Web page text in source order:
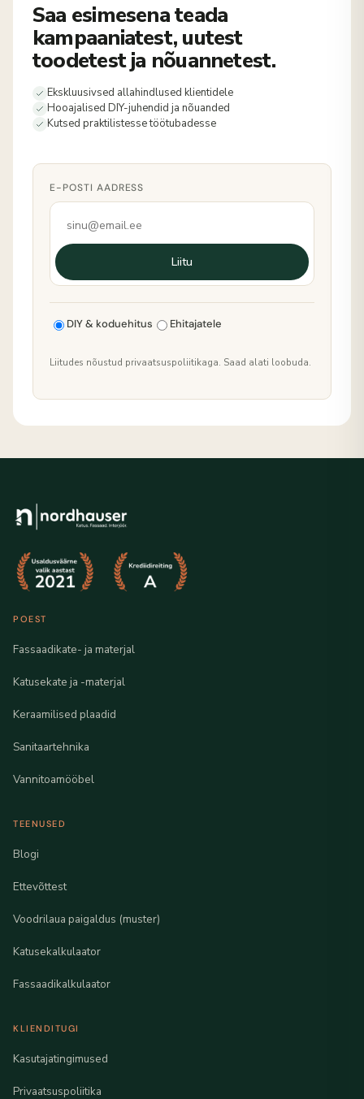
Saa esimesena teada
kampaaniatest, uutest
toodetest ja nõuannetest.
Ekskluusivsed allahindlused klientidele
Hooajalised DIY-juhendid ja nõuanded
Kutsed praktilistesse töötubadesse
E-POSTI AADRESS
Liitu
DIY & koduehitus Ehitajatele
Liitudes nõustud privaatsuspoliitikaga. Saad alati loobuda.
POEST
Fassaadikate- ja materjal
Katusekate ja -materjal
Keraamilised plaadid
Sanitaartehnika
Vannitoamööbel
TEENUSED
Blogi
Ettevõttest
Voodrilaua paigaldus (muster)
Katusekalkulaator
Fassaadikalkulaator
KLIENDITUGI
Kasutajatingimused
Privaatsuspoliitika